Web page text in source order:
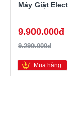
9.900.000đ
9.290.000đ
Mua hàng